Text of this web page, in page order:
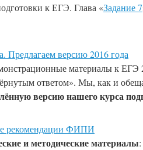
к ЕГЭ. Глава «Задание 7
Предлагаем версию 2016 года
материалы к ЕГЭ
ответом». Мы, как и
версию нашего курса
рекомендации ФИПИ
и методические материалы: